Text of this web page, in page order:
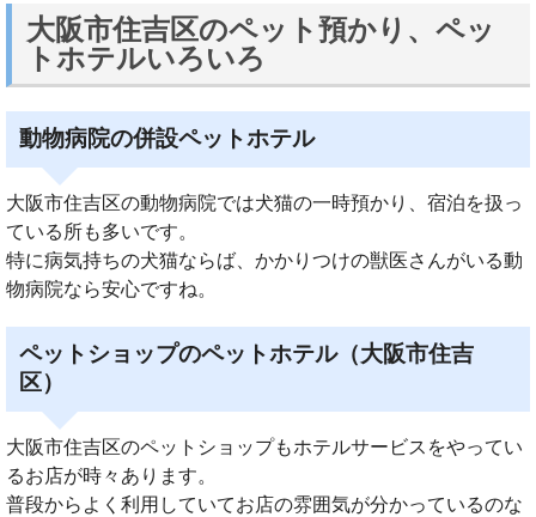
大阪市住吉区のペット預かり、ペッ
トホテルいろいろ
動物病院の併設ペットホテル
大阪市住吉区の動物病院では犬猫の一時預かり、宿泊を扱っ
ている所も多いです。
特に病気持ちの犬猫ならば、かかりつけの獣医さんがいる動
物病院なら安心ですね。
ペットショップのペットホテル（大阪市住吉
区）
大阪市住吉区のペットショップもホテルサービスをやってい
るお店が時々あります。
普段からよく利用していてお店の雰囲気が分かっているのな